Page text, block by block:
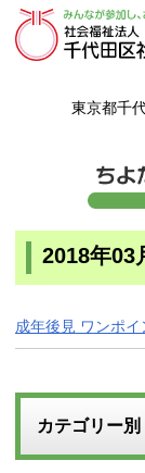
東京都千
2018年03
成年後見 ワンポ
カテゴリー別